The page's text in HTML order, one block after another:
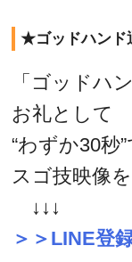
★ゴッドハンド
「ゴッドハ
お礼として
“わずか30秒
スゴ技映像
↓↓↓
＞＞LINE登